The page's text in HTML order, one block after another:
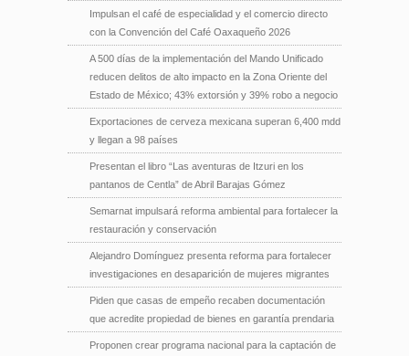
Impulsan el café de especialidad y el comercio directo
con la Convención del Café Oaxaqueño 2026
A 500 días de la implementación del Mando Unificado
reducen delitos de alto impacto en la Zona Oriente del
Estado de México; 43% extorsión y 39% robo a negocio
Exportaciones de cerveza mexicana superan 6,400 mdd
y llegan a 98 países
Presentan el libro “Las aventuras de Itzuri en los
pantanos de Centla” de Abril Barajas Gómez
Semarnat impulsará reforma ambiental para fortalecer la
restauración y conservación
Alejandro Domínguez presenta reforma para fortalecer
investigaciones en desaparición de mujeres migrantes
Piden que casas de empeño recaben documentación
que acredite propiedad de bienes en garantía prendaria
Proponen crear programa nacional para la captación de